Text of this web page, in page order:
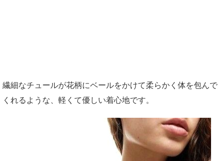
繊細なチュールが花柄にベールをかけて柔らかく体を包んで
くれるような、軽くて優しい着心地です。